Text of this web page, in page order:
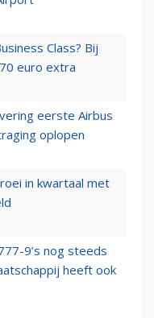
Class? Bij
euro extra
eerste Airbus
oplopen
in kwartaal met
9’s nog steeds
heeft ook